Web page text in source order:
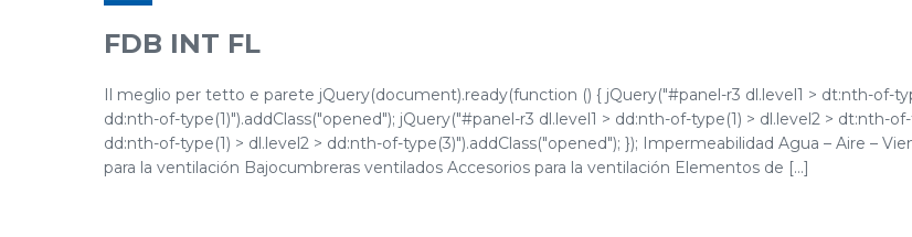
FDB INT FL
Il meglio per tetto e parete jQuery(document).ready(function () { jQuery("#panel-r3 dl.level1 > dt:nth-of-
dd:nth-of-type(1)").addClass("opened"); jQuery("#panel-r3 dl.level1 > dd:nth-of-type(1) > dl.level2 > dt:nth-
dd:nth-of-type(1) > dl.level2 > dd:nth-of-type(3)").addClass("opened"); }); Impermeabilidad Agua – Aire –
para la ventilación Bajocumbreras ventilados Accesorios para la ventilación Elementos de [...]